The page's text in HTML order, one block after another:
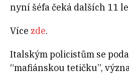
nyní šéfa čeká dalších 11
Více zde.
Italským policistům se
“mafiánskou tetičku”,